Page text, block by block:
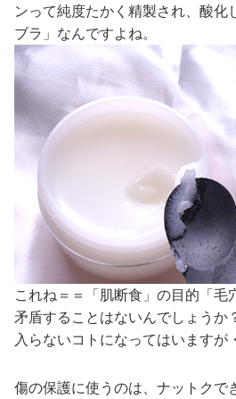
ンって純度たかく精製され、酸化
ブラ」なんですよね。
これね＝＝「肌断食」の目的「毛
矛盾することはないんでしょうか
入らないコトになってはいますが
傷の保護に使うのは、ナットクで